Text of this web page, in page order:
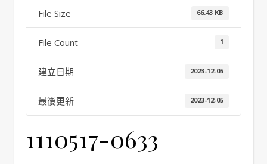
File Size 66.43 KB
File Count 1
建立日期 2023-12-05
最後更新 2023-12-05
1110517-0633